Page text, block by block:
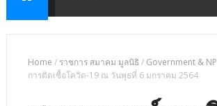
Home / ราชการ สมาคม มูลนิธิ / Government &
การติดเชื้อโควิด-19 ณ วันพุธที่ 6 มกราคม 2564